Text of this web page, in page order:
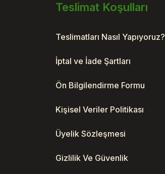
Teslimat Koşulları
Teslimatları Nasıl Yapıyoruz?
İptal ve İade Şartları
Ön Bilgilendirme Formu
Kişisel Veriler Politikası
Üyelik Sözleşmesi
Gizlilik Ve Güvenlik